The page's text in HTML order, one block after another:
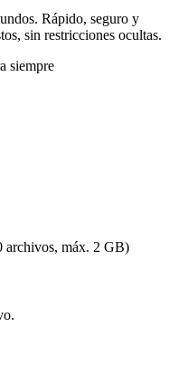
Rápido, seguro y
sin restricciones ocultas.
siempre
archivos, máx. 2 GB)